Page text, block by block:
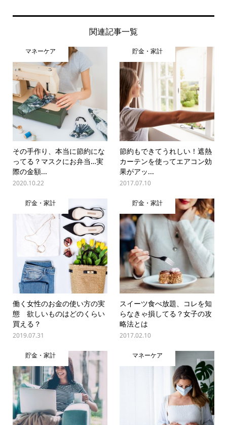
関連記事一覧
マネーケア
その手作り、本当に節約にな
ってる？マスクにお弁当…実
際の金額...
2020.10.22
貯金・家計
節約もできてうれしい！遮熱
カーテンを使ってエアコン効
果がアッ...
2017.07.10
貯金・家計
働く女性のお金の使い方の実
態 欲しいものはどのくらい
買える？
2019.07.31
貯金・家計
スイーツ食べ放題、コレを知
らなきゃ損してる？女子の攻
略法とは
2017.02.10
貯金・家計 マネーケア